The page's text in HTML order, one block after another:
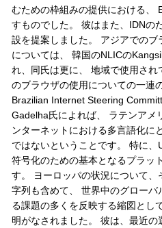
むための枠組みの提供における、
すものでした。 彼はまた、IDNの
設を提案しました。 アジアでの
については、 韓国のNLICの
れ、同氏は更に、 地域で使用さ
のブラウザの使用についての一連
Brazilian Internet Steering
Gadelha氏によれば、 ラテンアメ
ンターネットにおける多言語化に
ではないということです。 特に
符号化のための基本となるプラッ
す。 ヨーロッパの状況について、
字列も含めて、 世界中のグローバ
る課題の多くを反映する縮図とし
明がなされました。 彼は、最近